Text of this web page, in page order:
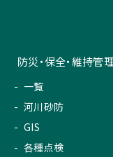
防災・保全・維持管
一覧
河川砂防
GIS
各種点検